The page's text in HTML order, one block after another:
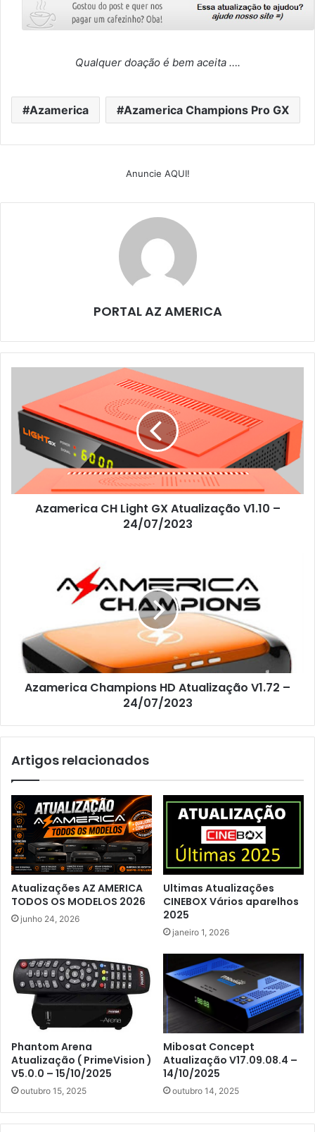
Qualquer doação é bem aceita ….
Azamerica Azamerica Champions Pro GX
Anuncie AQUI!
PORTAL AZ AMERICA
Azamerica CH Light GX Atualização V1.10 –
24/07/2023
Azamerica Champions HD Atualização V1.72 –
24/07/2023
Artigos relacionados
Atualizações AZ AMERICA
TODOS OS MODELOS 2026
junho 24, 2026
Ultimas Atualizações
CINEBOX Vários aparelhos
2025
janeiro 1, 2026
Phantom Arena
Atualização ( PrimeVision )
V5.0.0 – 15/10/2025
outubro 15, 2025
Mibosat Concept
Atualização V17.09.08.4 –
14/10/2025
outubro 14, 2025